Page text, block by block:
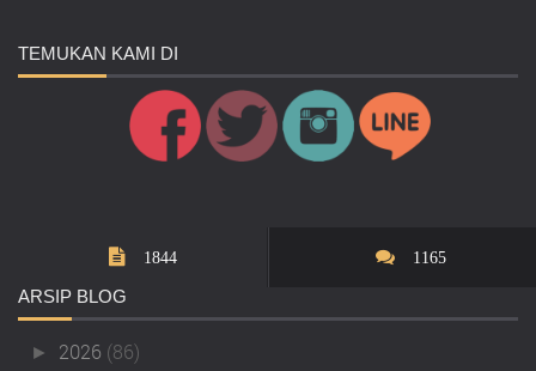
TEMUKAN KAMI DI
1844 1165
ARSIP BLOG
► 2026 (86)